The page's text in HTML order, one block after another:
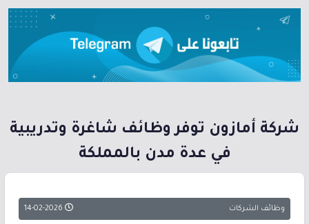
شركة أمازون توفر وظائف شاغرة وتدريبية
في عدة مدن بالمملكة
وظائف الشركات 14-02-2026